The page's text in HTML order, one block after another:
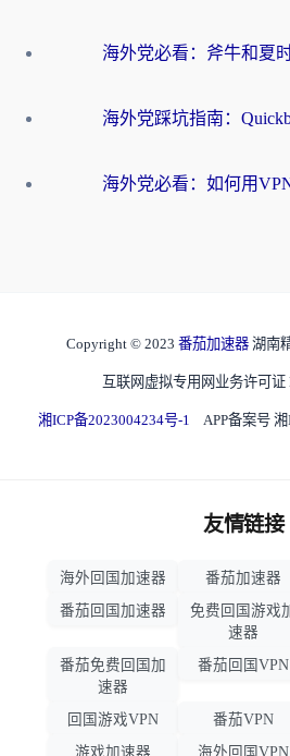
Copyright © 2023 番茄加速器 湖南
互联网虚拟专用网业务许可证
湘ICP备2023004234号-1 APP备案号 湘
友情链接
海外回国加速器 番茄加速器
番茄回国加速器
免费回国游戏
速器
番茄免费回国加
速器
番茄回国VPN
回国游戏VPN 番茄VPN
游戏加速器
海外回国VPN